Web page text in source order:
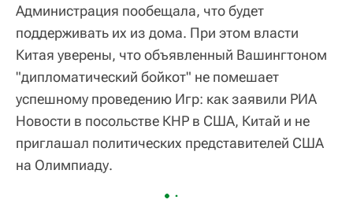
Администрация пообещала, что будет
поддерживать их из дома. При этом власти
Китая уверены, что объявленный Вашингтоном
"дипломатический бойкот" не помешает
успешному проведению Игр: как заявили РИА
Новости в посольстве КНР в США, Китай и не
приглашал политических представителей США
на Олимпиаду.